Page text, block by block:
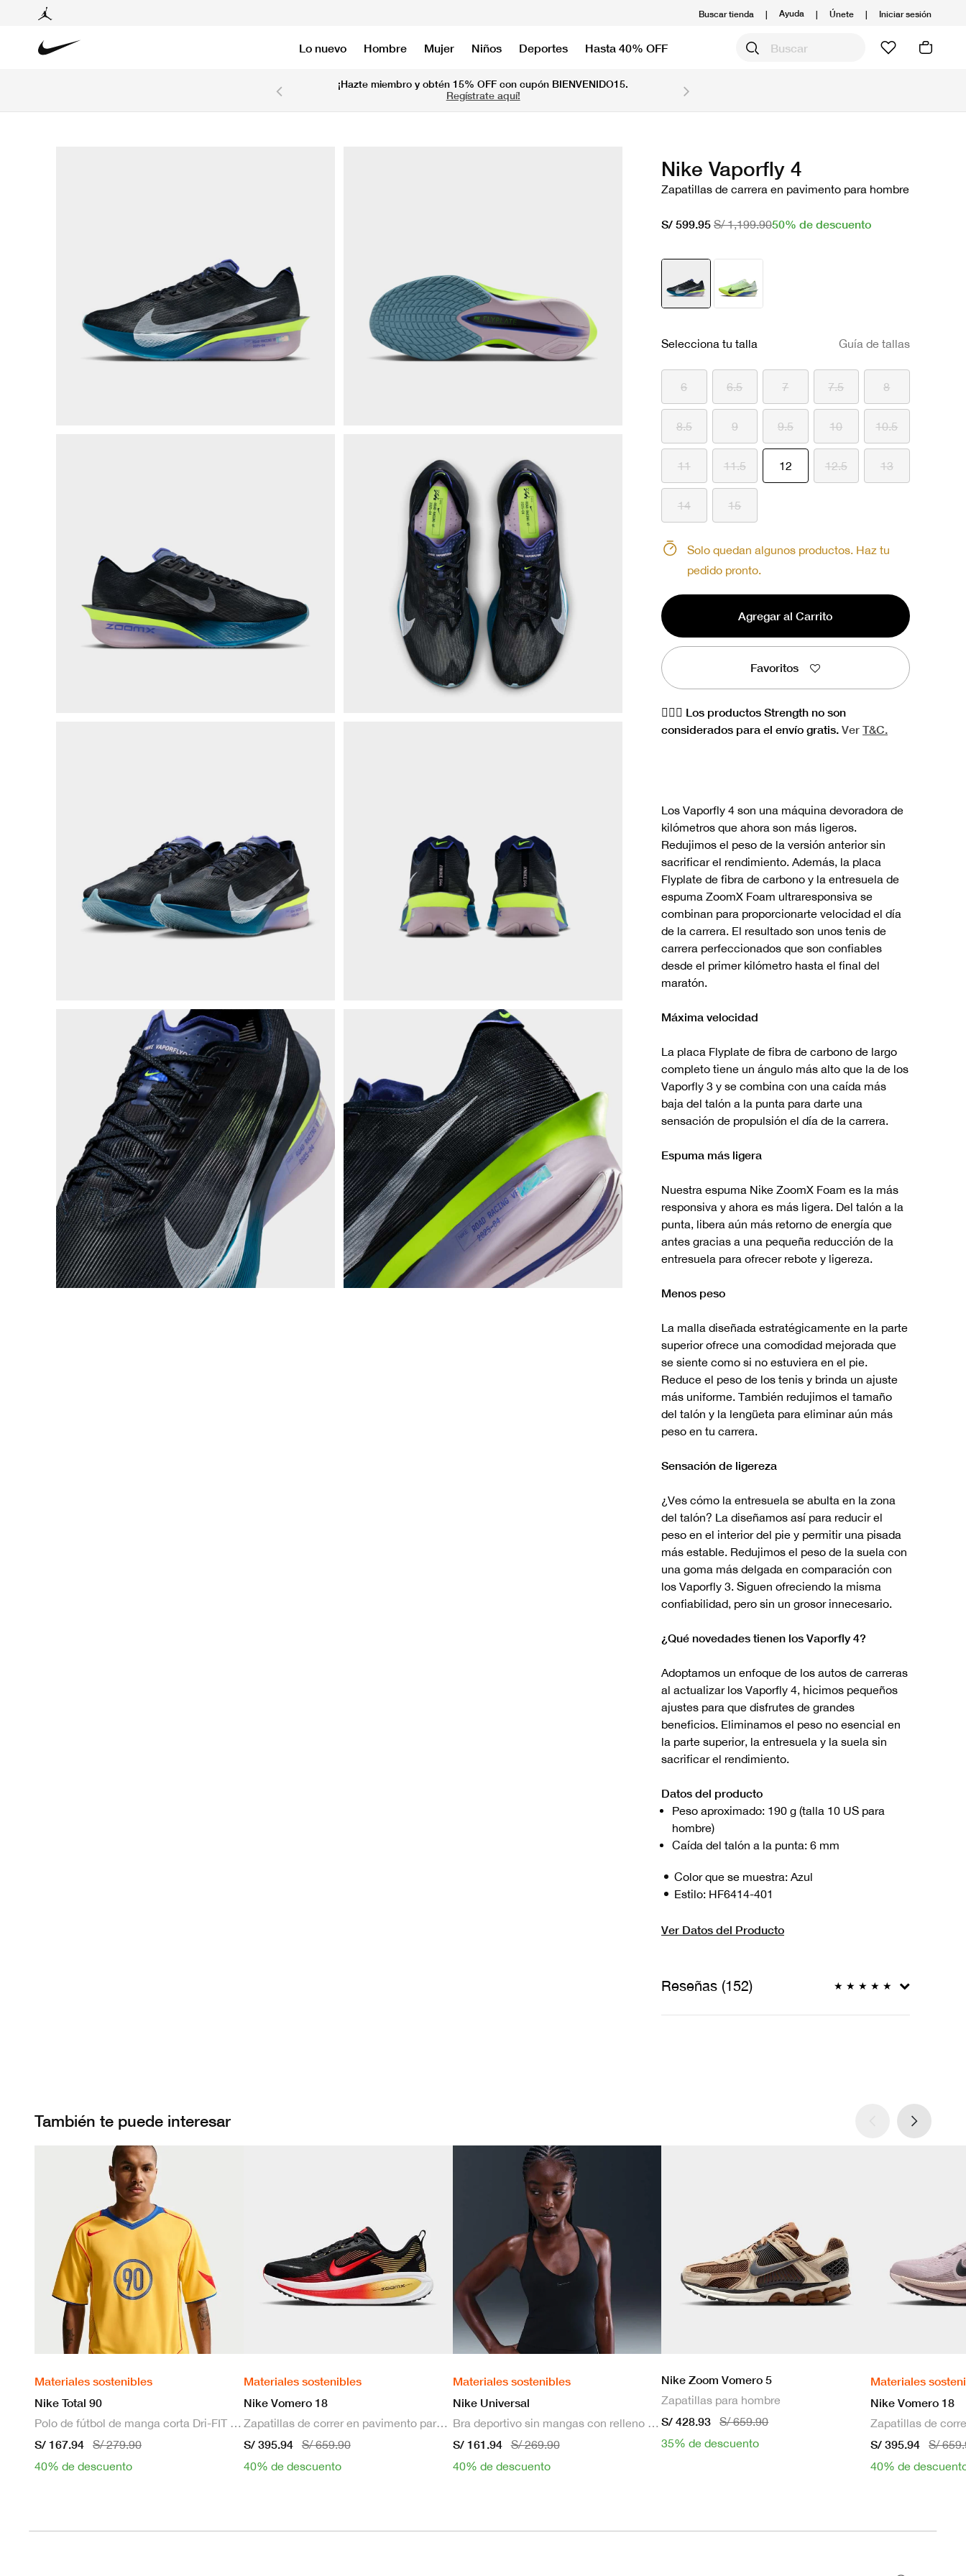
Buscar tienda | Ayuda | Únete | Iniciar sesión
Lo nuevo Hombre Mujer Niños Deportes Hasta 40% OFF
¡Hazte miembro y obtén 15% OFF con cupón BIENVENIDO15.
Regístrate aquí!
Nike Vaporfly 4
Zapatillas de carrera en pavimento para hombre
S/ 599.95 S/ 1,199.9050% de descuento
Selecciona tu talla Guía de tallas
6 6.5 7 7.5 8
8.5 9 9.5 10 10.5
11 11.5 12seleccionado
12.5 13
14 15
Solo quedan algunos productos. Haz tu
pedido pronto.
Agregar al Carrito
Favoritos
🏋🏻‍♀️ Los productos Strength no son
considerados para el envío gratis. Ver T&C.
Los Vaporfly 4 son una máquina devoradora de
kilómetros que ahora son más ligeros.
Redujimos el peso de la versión anterior sin
sacrificar el rendimiento. Además, la placa
Flyplate de fibra de carbono y la entresuela de
espuma ZoomX Foam ultraresponsiva se
combinan para proporcionarte velocidad el día
de la carrera. El resultado son unos tenis de
carrera perfeccionados que son confiables
desde el primer kilómetro hasta el final del
maratón.
Máxima velocidad
La placa Flyplate de fibra de carbono de largo
completo tiene un ángulo más alto que la de los
Vaporfly 3 y se combina con una caída más
baja del talón a la punta para darte una
sensación de propulsión el día de la carrera.
Espuma más ligera
Nuestra espuma Nike ZoomX Foam es la más
responsiva y ahora es más ligera. Del talón a la
punta, libera aún más retorno de energía que
antes gracias a una pequeña reducción de la
entresuela para ofrecer rebote y ligereza.
Menos peso
La malla diseñada estratégicamente en la parte
superior ofrece una comodidad mejorada que
se siente como si no estuviera en el pie.
Reduce el peso de los tenis y brinda un ajuste
más uniforme. También redujimos el tamaño
del talón y la lengüeta para eliminar aún más
peso en tu carrera.
Sensación de ligereza
¿Ves cómo la entresuela se abulta en la zona
del talón? La diseñamos así para reducir el
peso en el interior del pie y permitir una pisada
más estable. Redujimos el peso de la suela con
una goma más delgada en comparación con
los Vaporfly 3. Siguen ofreciendo la misma
confiabilidad, pero sin un grosor innecesario.
¿Qué novedades tienen los Vaporfly 4?
Adoptamos un enfoque de los autos de carreras
al actualizar los Vaporfly 4, hicimos pequeños
ajustes para que disfrutes de grandes
beneficios. Eliminamos el peso no esencial en
la parte superior, la entresuela y la suela sin
sacrificar el rendimiento.
Datos del producto
Peso aproximado: 190 g (talla 10 US para
hombre)
Caída del talón a la punta: 6 mm
Color que se muestra: Azul
Estilo: HF6414-401
Ver Datos del Producto
Reseñas (152) ★ ★ ★ ★ ★
También te puede interesar
Materiales sostenibles
Nike Total 90
Polo de fútbol de manga corta Dri-FIT para hombre
S/ 167.94
S/ 279.90
40% de descuento
Materiales sostenibles
Nike Vomero 18
Zapatillas de correr en pavimento para hombre
S/ 395.94
S/ 659.90
40% de descuento
Materiales sostenibles
Nike Universal
Bra deportivo sin mangas con relleno de sujeción media para mujer
S/ 161.94
S/ 269.90
40% de descuento
Nike Zoom Vomero 5
Zapatillas para hombre
S/ 428.93
S/ 659.90
35% de descuento
Materiales
Nike Vomero 18
S/ 395.94
S/
40% de